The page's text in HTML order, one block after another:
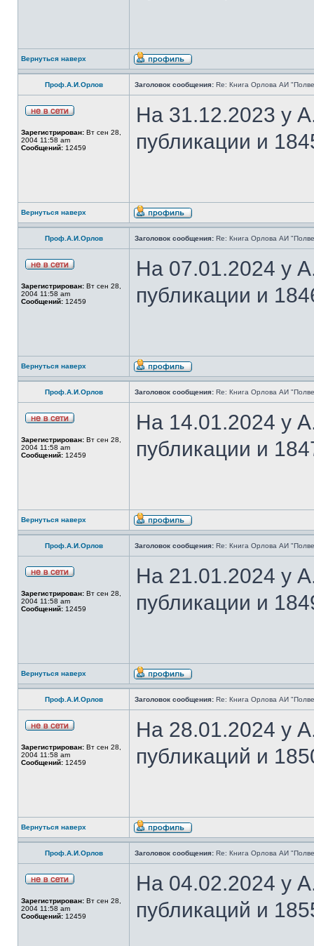
Вернуться наверх
Проф.А.И.Орлов Заголовок сообщения: Re: Книга Орлова АИ
Зарегистрирован: Вт сен 28,
2004 11:58 am
Сообщений: 12459
На 31.12.2023 у
публикации и
Вернуться наверх
Проф.А.И.Орлов Заголовок сообщения: Re: Книга Орлова АИ
Зарегистрирован: Вт сен 28,
2004 11:58 am
Сообщений: 12459
На 07.01.2024 у
публикации и
Вернуться наверх
Проф.А.И.Орлов Заголовок сообщения: Re: Книга Орлова АИ
Зарегистрирован: Вт сен 28,
2004 11:58 am
Сообщений: 12459
На 14.01.2024 у
публикации и
Вернуться наверх
Проф.А.И.Орлов Заголовок сообщения: Re: Книга Орлова АИ
Зарегистрирован: Вт сен 28,
2004 11:58 am
Сообщений: 12459
На 21.01.2024 у
публикации и
Вернуться наверх
Проф.А.И.Орлов Заголовок сообщения: Re: Книга Орлова АИ
Зарегистрирован: Вт сен 28,
2004 11:58 am
Сообщений: 12459
На 28.01.2024 у
публикаций и
Вернуться наверх
Проф.А.И.Орлов Заголовок сообщения: Re: Книга Орлова АИ
Зарегистрирован: Вт сен 28,
2004 11:58 am
Сообщений: 12459
На 04.02.2024 у
публикаций и